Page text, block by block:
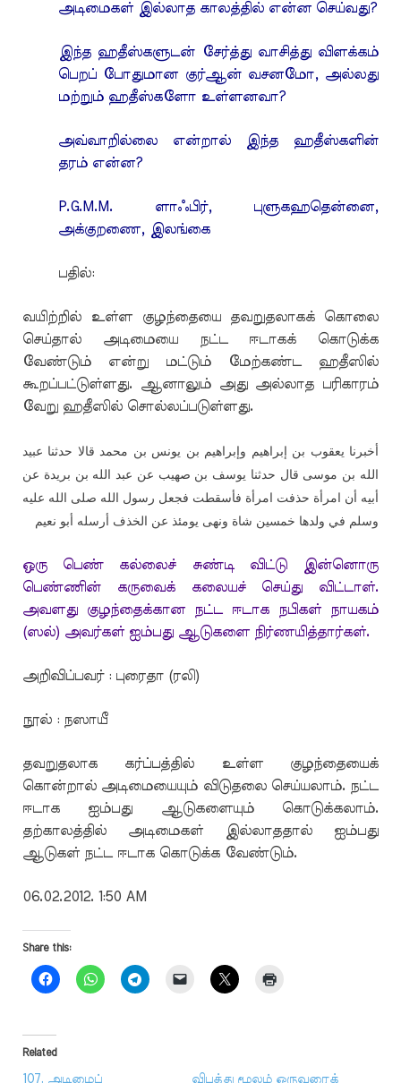
அடிமைகள் இல்லாத காலத்தில் என்ன செய்வது?
இந்த ஹதீஸ்களுடன் சேர்த்து வாசித்து விளக்கம்
பெறப் போதுமான குர்ஆன் வசனமோ, அல்லது
மற்றும் ஹதீஸ்களோ உள்ளனவா?
அவ்வாறில்லை என்றால் இந்த ஹதீஸ்களின்
தரம் என்ன?
P.G.M.M. ளாஃபிர், புளுகஹதென்னை,
அக்குறணை, இலங்கை
பதில்:
வயிற்றில் உள்ள குழந்தையை தவறுதலாகக் கொலை
செய்தால் அடிமையை நட்ட ஈடாகக் கொடுக்க
வேண்டும் என்று மட்டும் மேற்கண்ட ஹதீஸில்
கூறப்பட்டுள்ளது. ஆனாலும் அது அல்லாத பரிகாரம்
வேறு ஹதீஸில் சொல்லப்படுள்ளது.
أخبرنا يعقوب بن إبراهيم وإبراهيم بن يونس بن محمد قالا حدثنا عبيد
الله بن موسى قال حدثنا يوسف بن صهيب عن عبد الله بن بريدة عن
أبيه أن امرأة حذفت امرأة فأسقطت فجعل رسول الله صلى الله عليه
وسلم في ولدها خمسين شاة ونهى يومئذ عن الخذف أرسله أبو نعيم
ஒரு பெண் கல்லைச் சுண்டி விட்டு இன்னொரு
பெண்ணின் கருவைக் கலையச் செய்து விட்டாள்.
அவளது குழந்தைக்கான நட்ட ஈடாக நபிகள் நாயகம்
(ஸல்) அவர்கள் ஐம்பது ஆடுகளை நிர்ணயித்தார்கள்.
அறிவிப்பவர் : புரைதா (ரலி)
நூல் : நஸாயீ
தவறுதலாக கர்ப்பத்தில் உள்ள குழந்தையைக்
கொன்றால் அடிமையையும் விடுதலை செய்யலாம். நட்ட
ஈடாக ஐம்பது ஆடுகளையும் கொடுக்கலாம்.
தற்காலத்தில் அடிமைகள் இல்லாததால் ஐம்பது
ஆடுகள் நட்ட ஈடாக கொடுக்க வேண்டும்.
06.02.2012. 1:50 AM
Share this:
Related
107. அடிமைப் விபத்து மூலம் ஒருவரைக்